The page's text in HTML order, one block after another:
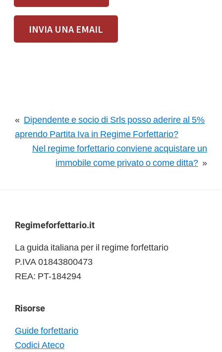
INVIA UNA EMAIL
« Dipendente e socio di Srls posso aderire al 5%
aprendo Partita Iva in Regime Forfettario?
Nel regime forfettario conviene acquistare un
immobile come privato o come ditta? »
Footer
Regimeforfettario.it
La guida italiana per il regime forfettario
P.IVA 01843800473
REA: PT-184294
Risorse
Guide forfettario
Codici Ateco